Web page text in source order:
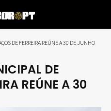
DE FERREIRA REÚNE A 30 DE JUNHO
DE
REÚNE A 30